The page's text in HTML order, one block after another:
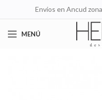
Envíos en Ancud
MENÚ